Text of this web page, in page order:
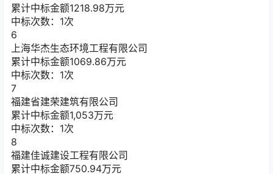
累计中标金额1218.98万元
中标次数：1次
6
上海华杰生态环境工程有限公司
累计中标金额1069.86万元
中标次数：1次
7
福建省建荣建筑有限公司
累计中标金额1,053万元
中标次数：1次
8
福建佳诚建设工程有限公司
累计中标金额750.94万元